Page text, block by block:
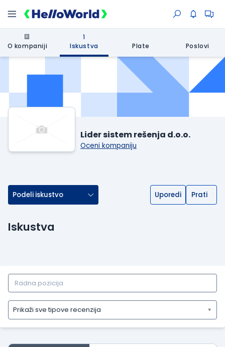
O kompaniji
1
Iskustva
Plate Poslovi
Lider sistem rešenja d.o.o.
Oceni kompaniju
Podeli iskustvo Uporedi Prati
Iskustva
Prikaži sve tipove recenzija
Prikaži
sve
tipove